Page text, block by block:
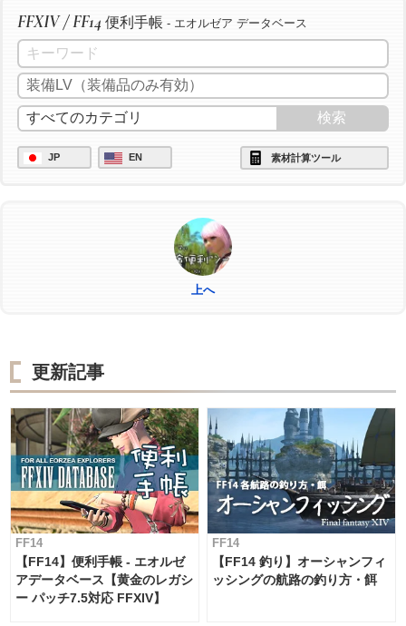
FFXIV / FF14 便利手帳 - エオルゼア データベース
JP EN 素材計算ツール
上へ
更新記事
FF14
【FF14】便利手帳 - エオルゼ
アデータベース【黄金のレガシ
ー パッチ7.5対応 FFXIV】
FF14
【FF14 釣り】オーシャンフィ
ッシングの航路の釣り方・餌